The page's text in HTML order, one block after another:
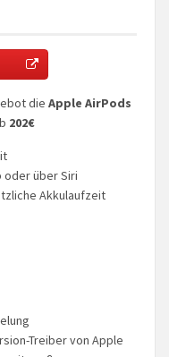
die Apple AirPods
202€
oder über Siri
Akkulaufzeit
Treiber von Apple